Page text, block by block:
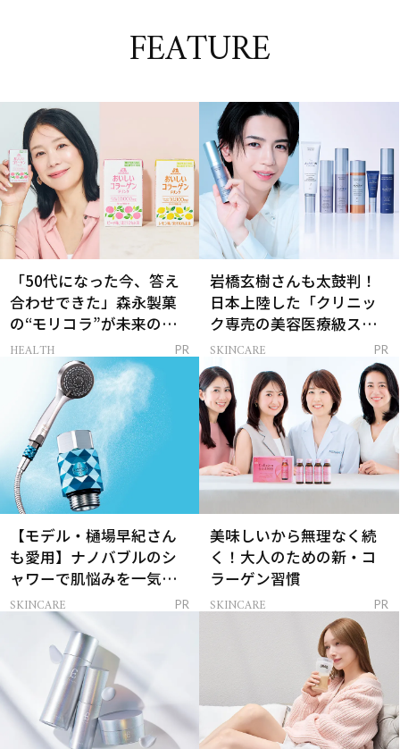
FEATURE
「50代になった今、答え
合わせできた」森永製菓
の“モリコラ”が未来のキ
レイを連れてくる！
HEALTH PR
岩橋玄樹さんも太鼓判！
日本上陸した「クリニッ
ク専売の美容医療級スキ
ンケア」
SKINCARE PR
【モデル・樋場早紀さん
も愛用】ナノバブルのシ
ャワーで肌悩みを一気に
解決
SKINCARE PR
美味しいから無理なく続
く！大人のための新・コ
ラーゲン習慣
SKINCARE PR